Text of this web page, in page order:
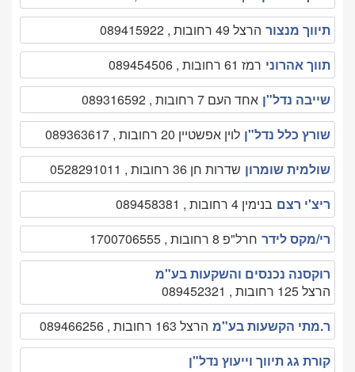
תיווך מנצור הרצל 49 רחובות , 089415922
תווך אהרוני רמז 61 רחובות , 089454506
שייבה נדל"ן אחד העם 7 רחובות , 089316592
שורץ כלל נדל"ן לוין אפשטיין 20 רחובות , 089363617
שולמית שומרון שדרות חן 36 רחובות , 0528291011
ריצ'י רצם בנימין 4 רחובות , 089458381
רי/מקס לידר חרל"פ 8 רחובות , 1700706555
רוקסנה נכנסים והשקעות בע"מ
הרצל 125 רחובות , 089452321
ר.מתי הקשעות בע"מ הרצל 163 רחובות , 089466256
קורת גג תיווך וייעוץ נדל"ן